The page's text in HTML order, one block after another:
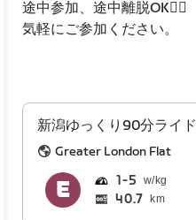
途中参加、途中離脱OK🙆‍♂️
気軽にご参加ください。
新潟ゆっくり90分ライド
Greater London Flat
1 5
40.7 km